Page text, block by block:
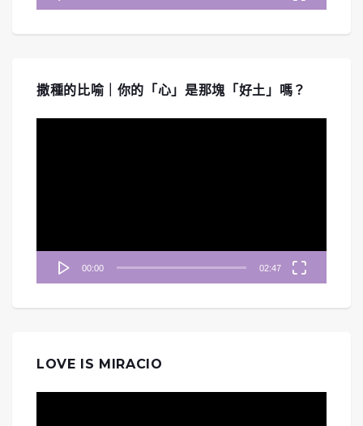
撒種的比喻｜你的「心」是那塊「好土」嗎？
00:00 02:47
LOVE IS MIRACIO